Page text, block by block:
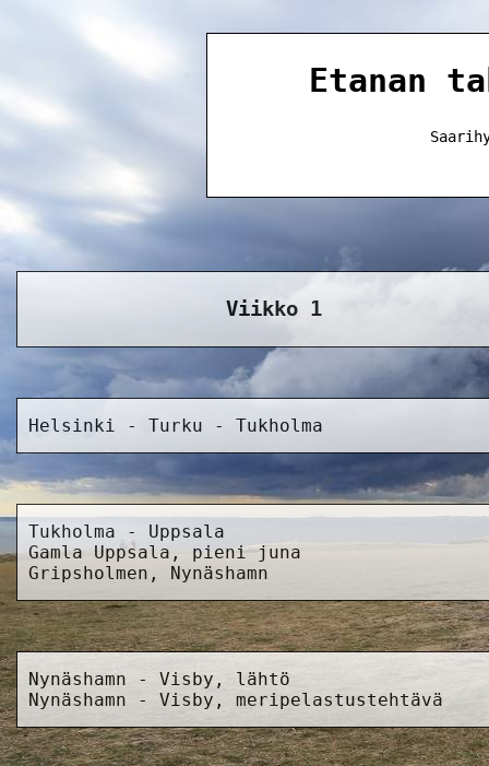
Etanan
Viikko 1
Helsinki - Turku - Tukholma
Tukholma - Uppsala
Gamla Uppsala, pieni juna
Gripsholmen, Nynäshamn
Nynäshamn - Visby, lähtö
Nynäshamn - Visby, meripelastustehtävä